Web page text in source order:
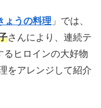
ょうの料理 」では、
さんにより、連続テ
るヒロインの大好物
をアレンジして紹介